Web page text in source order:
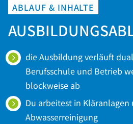
ABLAUF & INHALTE
die Ausbildung verläuft
Berufsschule und Betrieb
blockweise ab
Du arbeitest in
Abwasserreinigung